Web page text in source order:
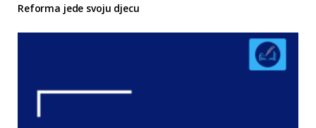
Reforma jede svoju djecu